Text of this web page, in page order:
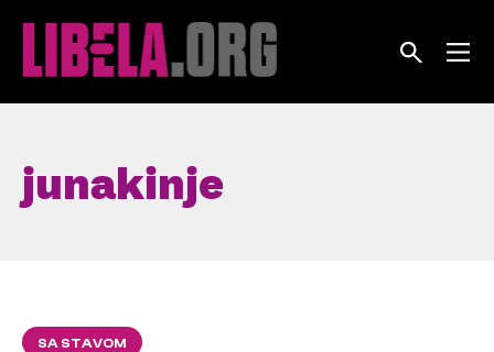
junakinje
SA STAVOM